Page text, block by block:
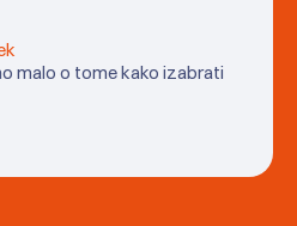
malo o tome kako izabrati